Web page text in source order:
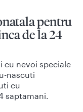
pentru
de la 24
cu nevoi speciale
nascuti
cu
saptamani.